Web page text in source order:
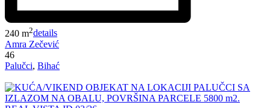
240 m2details
Amra Zečević
46
Palučci, Bihać